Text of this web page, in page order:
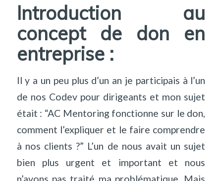
Introduction au
concept de don en
entreprise :
Il y a un peu plus d’un an je participais à l’un
de nos Codev pour dirigeants et mon sujet
était : “AC Mentoring fonctionne sur le don,
comment l’expliquer et le faire comprendre
à nos clients ?” L’un de nous avait un sujet
bien plus urgent et important et nous